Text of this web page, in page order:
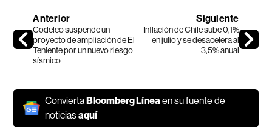
Anterior
Codelco suspende un
proyecto de ampliación de El
Teniente por un nuevo riesgo
sísmico
Siguiente
Inflación de Chile sube 0,1%
en julio y se desacelera al
3,5% anual
ConviertaBloomberg Línea en su fuente de
noticiasaquí